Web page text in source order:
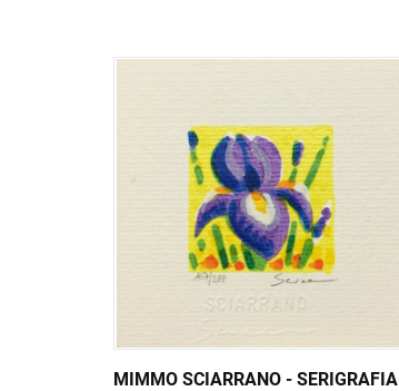
MIMMO SCIARRANO - SERIGRAFIA